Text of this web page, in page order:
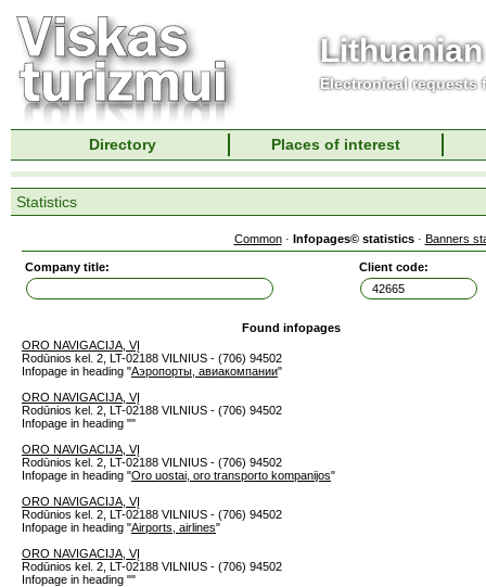
Electronical requests
Directory Places of interest
Statistics
Common· Infopages© statistics· Banners
Company title: Client code:
Found infopages
ORO NAVIGACIJA, VĮ
Rodūnios kel. 2, LT-02188 VILNIUS - (706) 94502
Infopage in heading "Аэропорты, авиакомпании"
ORO NAVIGACIJA, VĮ
Rodūnios kel. 2, LT-02188 VILNIUS - (706) 94502
Infopage in heading ""
ORO NAVIGACIJA, VĮ
Rodūnios kel. 2, LT-02188 VILNIUS - (706) 94502
Infopage in heading "Oro uostai, oro transporto kompanijos"
ORO NAVIGACIJA, VĮ
Rodūnios kel. 2, LT-02188 VILNIUS - (706) 94502
Infopage in heading "Airports, airlines"
ORO NAVIGACIJA, VĮ
Rodūnios kel. 2, LT-02188 VILNIUS - (706) 94502
Infopage in heading ""